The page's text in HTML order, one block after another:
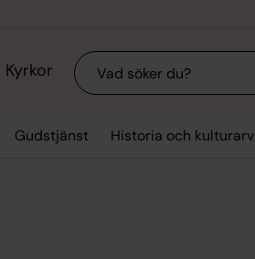
Kyrkor Sök
Gudstjänst Historia och kulturarv